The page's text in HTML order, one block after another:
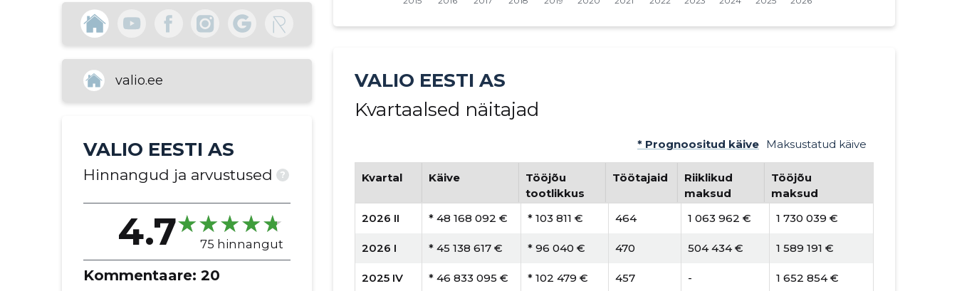
kõva ja pehme juust
professionaalköök
restoranidele
piimatoodete tootmine
valio.ee
VALIO EESTI AS
Hinnangud ja arvustused ?
4.7 75 hinnangut
Kommentaare: 20
VALIO EESTI AS
Kvartaalsed näitajad
* Prognoositud käive Maksustatud käive
Kvartal Käive
Tööjõu
tootlikkus
Töötajaid
Riiklikud
maksud
Tööjõu
maksud
2026 II
* 48 168 092 € * 103 811 € 464 1 063 962 € 1 730 039 €
2026 I * 45 138 617 € * 96 040 € 470 504 434 € 1 589 191 €
2025 IV * 46 833 095 € * 102 479 € 457 - 1 652 854 €